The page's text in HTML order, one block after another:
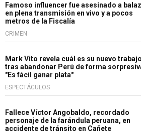
Famoso influencer fue asesinado a
en plena transmisión en vivo y a pocos
metros de la Fiscalía
CRIMEN
Mark Vito revela cuál es su nuevo trabajo
tras abandonar Perú de forma
"Es fácil ganar plata"
ESPECTÁCULOS
Fallece Víctor Angobaldo, recordado
personaje de la farándula peruana, en
accidente de tránsito en Cañete